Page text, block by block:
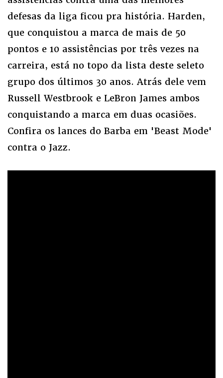
defesas da liga ficou pra história. Harden,
que conquistou a marca de mais de 50
pontos e 10 assistências por três vezes na
carreira, está no topo da lista deste seleto
grupo dos últimos 30 anos. Atrás dele vem
Russell Westbrook e LeBron James ambos
conquistando a marca em duas ocasiões.
Confira os lances do Barba em 'Beast Mode'
contra o Jazz.